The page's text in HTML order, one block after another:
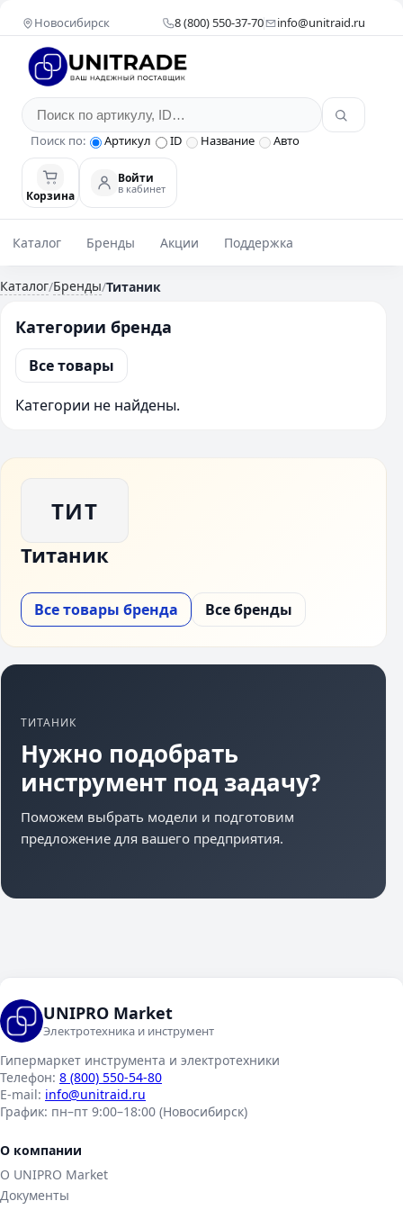
Новосибирск 8 (800) 550-37-70 info@unitraid.ru
Поиск по: Артикул ID Название Авто
Корзина
Войти
в кабинет
Каталог Бренды Акции Поддержка
Каталог/Бренды/Титаник
Категории бренда
Все товары
Категории не найдены.
ТИТ
Титаник
Все товары бренда Все бренды
ТИТАНИК
Нужно подобрать
инструмент под задачу?
Поможем выбрать модели и подготовим
предложение для вашего предприятия.
UNIPRO Market
Электротехника и инструмент
Гипермаркет инструмента и электротехники
Телефон: 8 (800) 550-54-80
E-mail: info@unitraid.ru
График: пн–пт 9:00–18:00 (Новосибирск)
О компании
О UNIPRO Market
Документы